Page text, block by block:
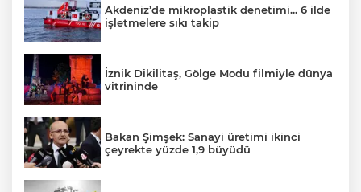
Akdeniz’de mikroplastik denetimi... 6 ilde
işletmelere sıkı takip
İznik Dikilitaş, Gölge Modu filmiyle ‎dünya
vitrininde
Bakan Şimşek: Sanayi üretimi ikinci
çeyrekte yüzde 1,9 büyüdü